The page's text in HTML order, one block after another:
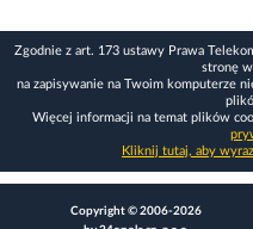
Zgodnie z art. 173 ustawy Prawa
stronę
na zapisywanie na Twoim komputerze
Więcej informacji na temat plików
Kliknij tutaj, aby
Copyright © 2006-2026